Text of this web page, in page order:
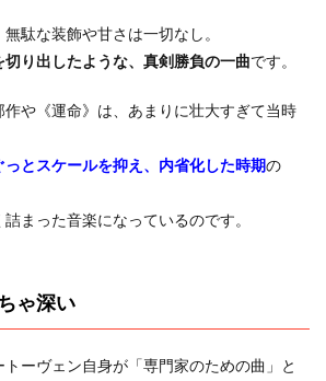
駄な装飾や甘さは一切なし。
り出したような、真剣勝負の一曲です。
や《運命》は、あまりに壮大すぎて当時
っとスケールを抑え、内省化した時期の
まった音楽になっているのです。
ゃ深い
ーヴェン自身が「専門家のための曲」と